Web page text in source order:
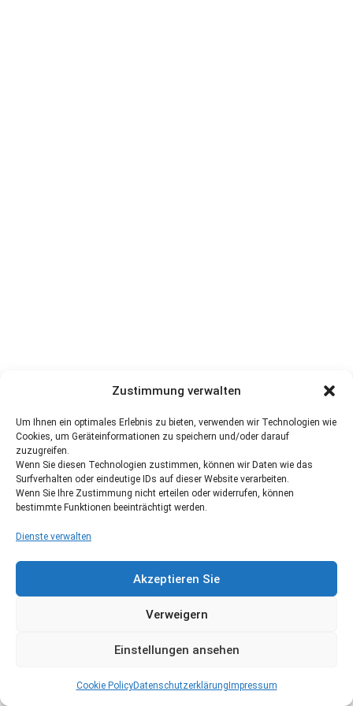
Zustimmung verwalten
Um Ihnen ein optimales Erlebnis zu bieten, verwenden wir Technologien wie
Cookies, um Geräteinformationen zu speichern und/oder darauf
zuzugreifen.
Wenn Sie diesen Technologien zustimmen, können wir Daten wie das
Surfverhalten oder eindeutige IDs auf dieser Website verarbeiten.
Wenn Sie Ihre Zustimmung nicht erteilen oder widerrufen, können
bestimmte Funktionen beeinträchtigt werden.
Dienste verwalten
Akzeptieren Sie
Verweigern
Einstellungen ansehen
Cookie PolicyDatenschutzerklärung Impressum